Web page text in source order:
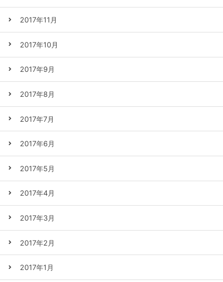
2017年11月
2017年10月
2017年9月
2017年8月
2017年7月
2017年6月
2017年5月
2017年4月
2017年3月
2017年2月
2017年1月